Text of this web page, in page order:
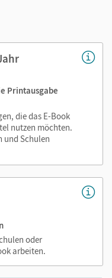
dieses E-Books. Sie
und Ihre Schüler/-innen
können. So
zeitsparend und
Kein
Printausgabe
die das E-Book
nutzen möchten.
und Schulen
oder
arbeiten.